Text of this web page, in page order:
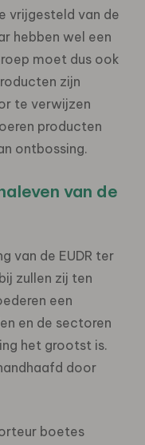
vrijgesteld van de
hebben wel een
moet dus ook
zijn
te verwijzen
producten
ontbossing.
van de
van de EUDR ter
zullen zij ten
een
en de sectoren
het grootst is.
door
boetes